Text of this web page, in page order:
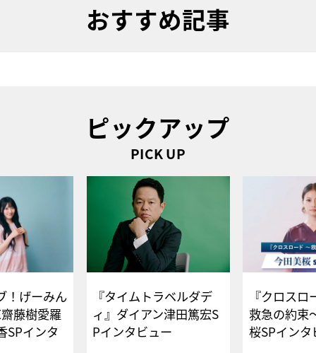
おすすめ記事
ピックアップ
PICK UP
！げーみん
藤樹愛羅
SPインタ
『タイムトラベルダデ
ィ』ダイアン津田篤宏S
Pインタビュー
『クロス
救急の約束
桜SPイ